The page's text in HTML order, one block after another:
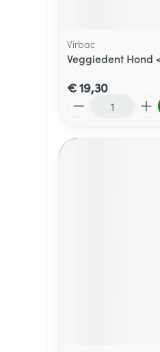
Virbac
Veggiedent Hond
€ 19,30